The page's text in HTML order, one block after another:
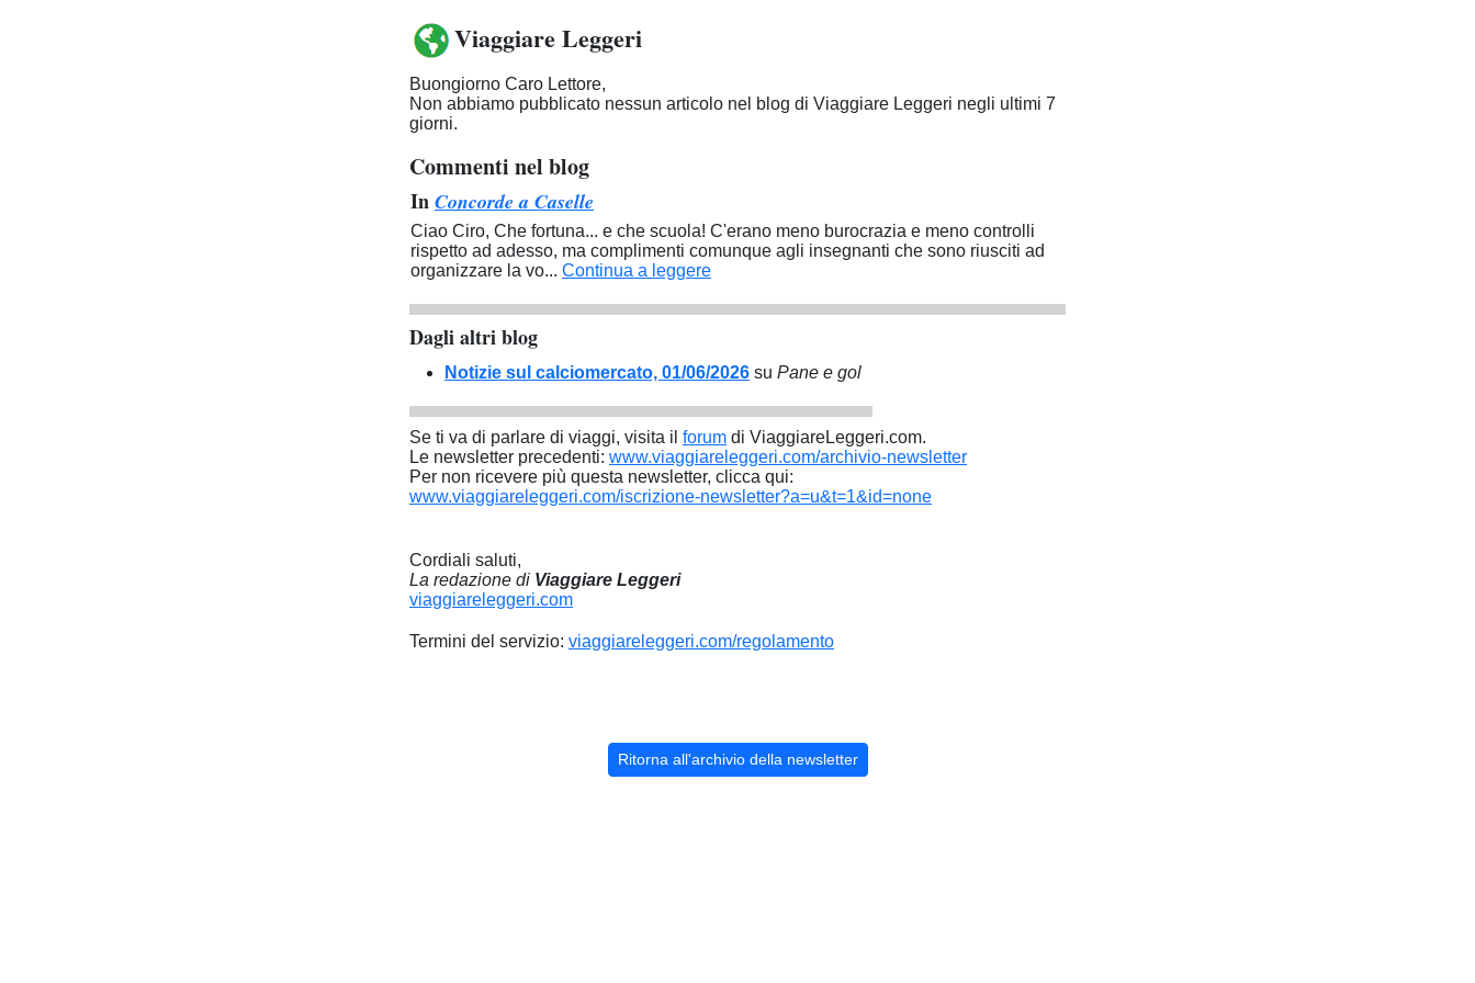
Viaggiare Leggeri
Buongiorno Caro Lettore,
Non abbiamo pubblicato nessun articolo nel blog di Viaggiare Leggeri negli ultimi 7
giorni.
Commenti nel blog
In Concorde a Caselle
Ciao Ciro, Che fortuna... e che scuola! C'erano meno burocrazia e meno controlli
rispetto ad adesso, ma complimenti comunque agli insegnanti che sono riusciti ad
organizzare la vo... Continua a leggere
Dagli altri blog
Notizie sul calciomercato, 01/06/2026 su Pane e gol
Se ti va di parlare di viaggi, visita il forum di ViaggiareLeggeri.com.
Le newsletter precedenti: www.viaggiareleggeri.com/archivio-newsletter
Per non ricevere più questa newsletter, clicca qui:
www.viaggiareleggeri.com/iscrizione-newsletter?a=u&t=1&id=none
Cordiali saluti,
La redazione di Viaggiare Leggeri
viaggiareleggeri.com
Termini del servizio: viaggiareleggeri.com/regolamento
Ritorna all'archivio della newsletter